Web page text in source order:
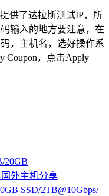
供了达拉斯测试IP，所
输入的地方要注意，在
，主机名，选好操作系
Coupon，点击Apply
SSD/2TB@10Gbps/